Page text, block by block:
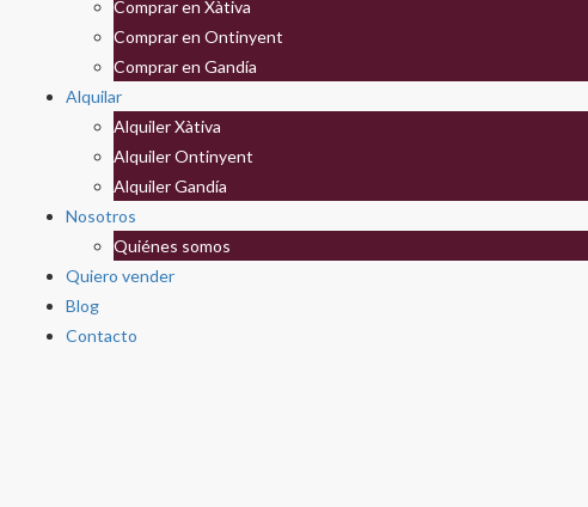
Comprar en Xàtiva
Comprar en Ontinyent
Comprar en Gandía
Alquilar
Alquiler Xàtiva
Alquiler Ontinyent
Alquiler Gandía
Nosotros
Quiénes somos
Quiero vender
Blog
Contacto